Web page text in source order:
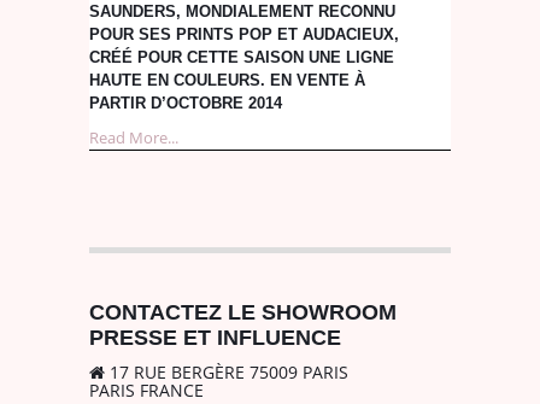
SAUNDERS, MONDIALEMENT RECONNU
POUR SES PRINTS POP ET AUDACIEUX,
CRÉÉ POUR CETTE SAISON UNE LIGNE
HAUTE EN COULEURS. EN VENTE À
PARTIR D’OCTOBRE 2014
Read More...
CONTACTEZ LE SHOWROOM
PRESSE ET INFLUENCE
17 RUE BERGÈRE 75009 PARIS
PARIS FRANCE